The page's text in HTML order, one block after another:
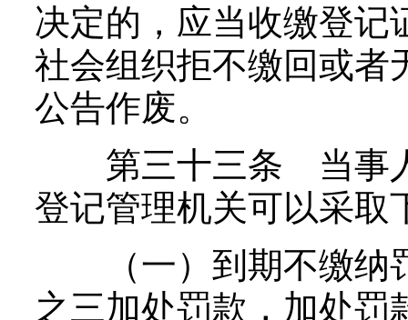
决定的，应当收缴登记
社会组织拒不缴回或者
公告作废。
第三十三条 当事人
登记管理机关可以采取
（一）到期不缴纳
之三加处罚款，加处罚